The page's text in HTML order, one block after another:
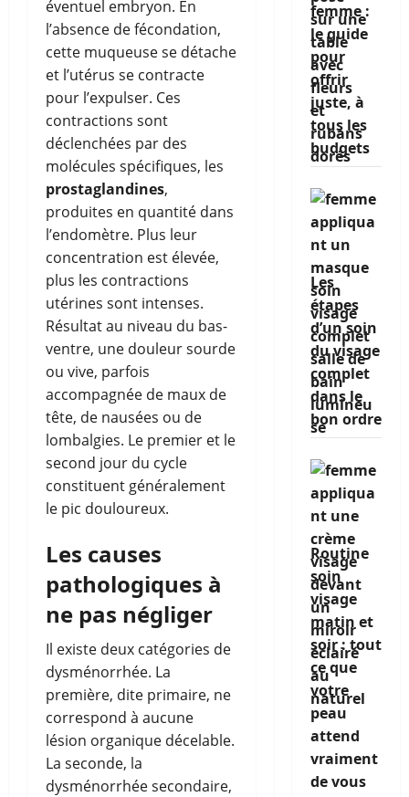
éventuel embryon. En
l’absence de fécondation,
cette muqueuse se détache
et l’utérus se contracte
pour l’expulser. Ces
contractions sont
déclenchées par des
molécules spécifiques, les
prostaglandines,
produites en quantité dans
l’endomètre. Plus leur
concentration est élevée,
plus les contractions
utérines sont intenses.
Résultat au niveau du bas-
ventre, une douleur sourde
ou vive, parfois
accompagnée de maux de
tête, de nausées ou de
lombalgies. Le premier et le
second jour du cycle
constituent généralement
le pic douloureux.
Les causes
pathologiques à
ne pas négliger
Il existe deux catégories de
dysménorrhée. La
première, dite primaire, ne
correspond à aucune
lésion organique décelable.
La seconde, la
dysménorrhée secondaire,
femme :
le guide
pour
offrir
juste, à
tous les
budgets
Les
étapes
d’un soin
du visage
complet
dans le
bon ordre
Routine
soin
visage
matin et
soir : tout
ce que
votre
peau
attend
vraiment
de vous